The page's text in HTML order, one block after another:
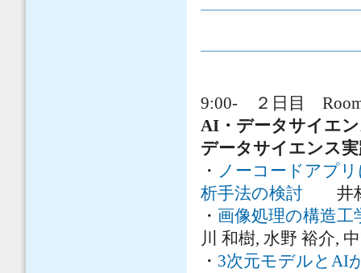
9:00- ２日目
AI・データサイエ
データサイエンス
・ ノーコードアプ
析手法の検討 井林
・ 画像処理の構造工
川 和樹, 水野 裕介,
・ 3次元モデルとAI